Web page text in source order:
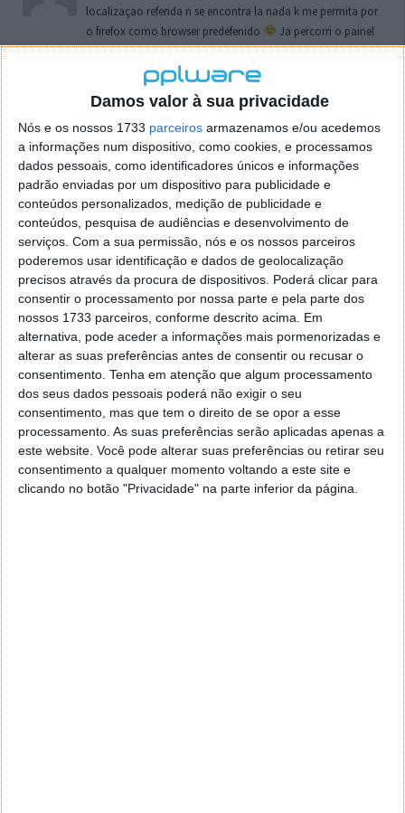
Damos valor à sua privacidade
Nós e os nossos 1733 parceiros armazenamos e/ou acedemos
a informações num dispositivo, como cookies, e processamos
dados pessoais, como identificadores únicos e informações
padrão enviadas por um dispositivo para publicidade e
conteúdos personalizados, medição de publicidade e
conteúdos, pesquisa de audiências e desenvolvimento de
serviços. Com a sua permissão, nós e os nossos parceiros
poderemos usar identificação e dados de geolocalização
precisos através da procura de dispositivos. Poderá clicar para
consentir o processamento por nossa parte e pela parte dos
nossos 1733 parceiros, conforme descrito acima. Em
alternativa, pode aceder a informações mais pormenorizadas e
alterar as suas preferências antes de consentir ou recusar o
consentimento. Tenha em atenção que algum processamento
dos seus dados pessoais poderá não exigir o seu
consentimento, mas que tem o direito de se opor a esse
processamento. As suas preferências serão aplicadas apenas a
este website. Você pode alterar suas preferências ou retirar seu
consentimento a qualquer momento voltando a este site e
clicando no botão "Privacidade" na parte inferior da página.
localizaçao referida n se encontra la nada k me permita por
o firefox como browser predefenido
Ja percorri o painel
de control tudo e nada. Tou a comecar a desesperar, ate ja
tentei apagar o explorer na tentativa de forçar o uso do
firefox mas em vao. Kaso te lembres de outra dica fico
agradecido, caso contrario obrigado a mesma
Responder
Vítor M.
7 de Novembro de 2005 às 01:39
@Reporter
Desculpa mas o link funciona. Seja como for segue por mail
o MSn Messenger 8.
Responder
Vítor M.
7 de Novembro de 2005 às 11:21
@Rui
Tens de encontrar o que te falei. Faz da seguinte maneira,
janela iniciar e no topo dessa janela com o botão direito do
rato faz propriedades. Depois no separador Menu ‘Iniciar’
clica no botão ‘Personalizar’ aí encontrarás no separador
geral a opção para escolheres o Browser com que queres
navegar e o gestor de e-mail. Caso não consigas chegar lá,
vais ao teu Firefox e nas ferramentas ou tools escolhes
‘Opções’ ou ‘Options’ icon geral da então janela aberta e
logo perto do fim encontras um local para colocares um